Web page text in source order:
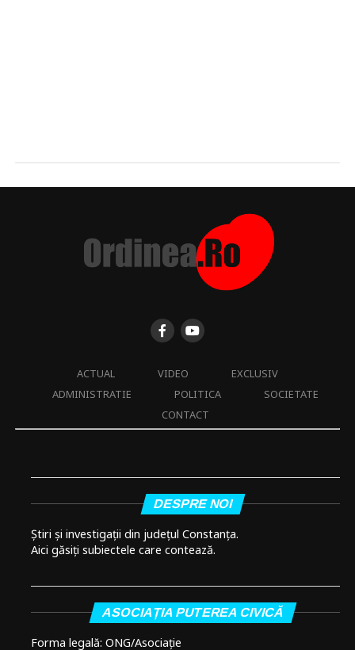
ACTUAL VIDEO
EXCLUSIV
ADMINISTRATIE
POLITICA
SOCIETATE
CONTACT
DESPRE NOI
Știri și investigații din județul Constanța.
Aici găsiți subiectele care contează.
ASOCIAȚIA PUTEREA CIVICĂ
Forma legală: ONG/Asociație